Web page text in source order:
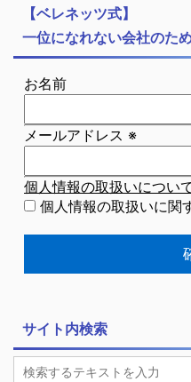
【ベレネッツ式】
一位になれない会社のた
お名前
メールアドレス ※
個人情報の取扱いについ
個人情報の取扱いに関
サイト内検索